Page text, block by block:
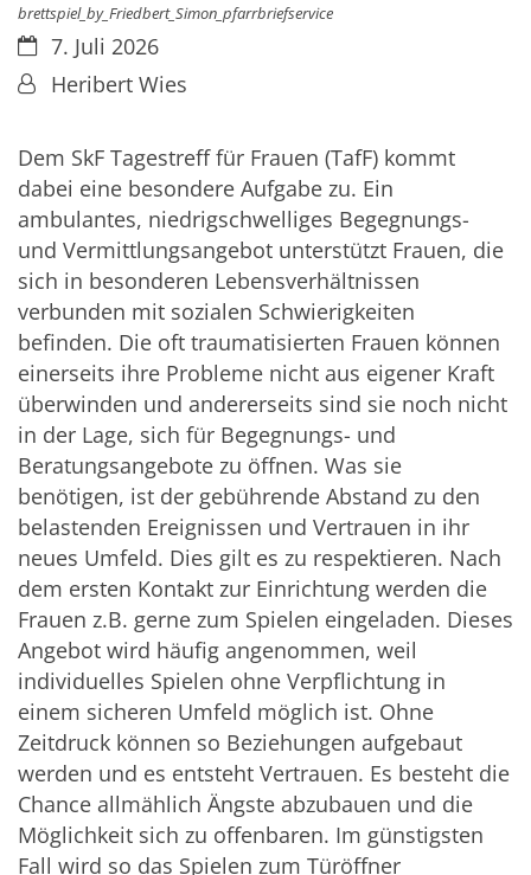
brettspiel_by_Friedbert_Simon_pfarrbriefservice
Datum:
7. Juli 2026
Von:Heribert Wies
Dem SkF Tagestreff für Frauen (TafF) kommt
dabei eine besondere Aufgabe zu. Ein
ambulantes, niedrigschwelliges Begegnungs-
und Vermittlungsangebot unterstützt Frauen, die
sich in besonderen Lebensverhältnissen
verbunden mit sozialen Schwierigkeiten
befinden. Die oft traumatisierten Frauen können
einerseits ihre Probleme nicht aus eigener Kraft
überwinden und andererseits sind sie noch nicht
in der Lage, sich für Begegnungs- und
Beratungsangebote zu öffnen. Was sie
benötigen, ist der gebührende Abstand zu den
belastenden Ereignissen und Vertrauen in ihr
neues Umfeld. Dies gilt es zu respektieren. Nach
dem ersten Kontakt zur Einrichtung werden die
Frauen z.B. gerne zum Spielen eingeladen. Dieses
Angebot wird häufig angenommen, weil
individuelles Spielen ohne Verpflichtung in
einem sicheren Umfeld möglich ist. Ohne
Zeitdruck können so Beziehungen aufgebaut
werden und es entsteht Vertrauen. Es besteht die
Chance allmählich Ängste abzubauen und die
Möglichkeit sich zu offenbaren. Im günstigsten
Fall wird so das Spielen zum Türöffner